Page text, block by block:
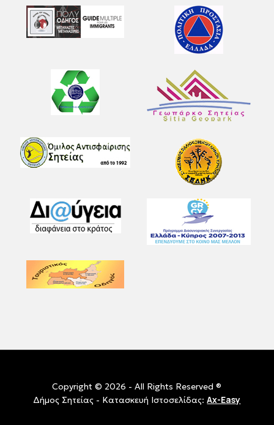
Copyright © 2026 - All Rights Reserved ®
Δήμος Σητείας - Κατασκευή Ιστοσελίδας:Ax-Easy